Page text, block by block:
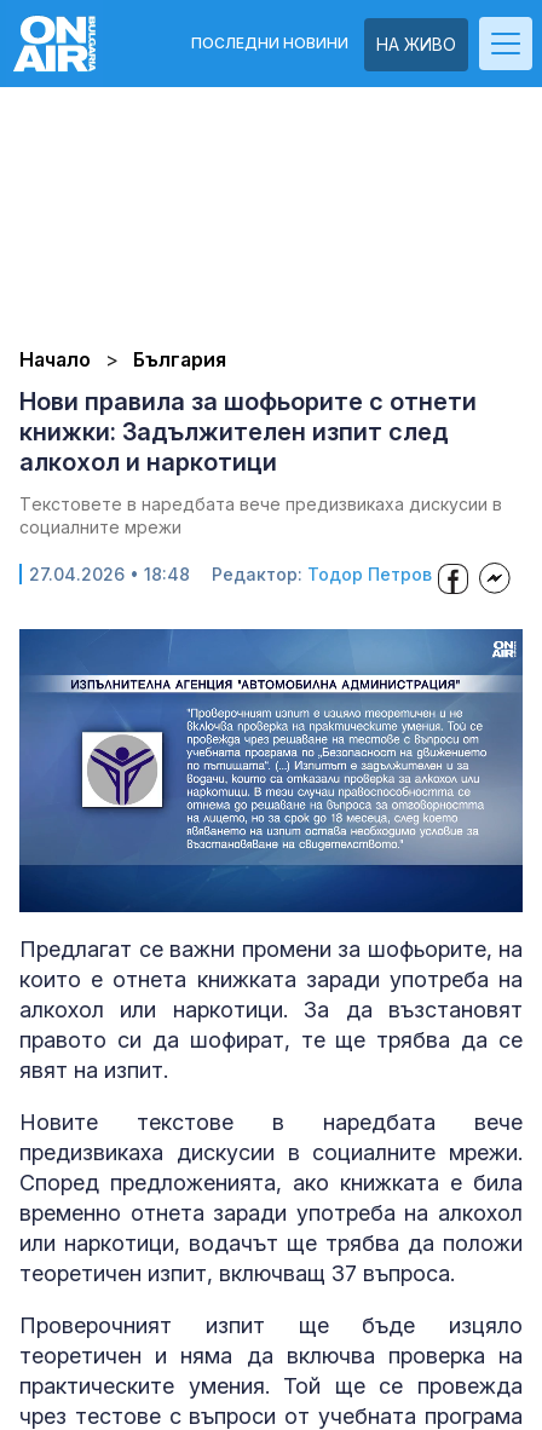
НА ЖИВО
ПОСЛЕДНИ НОВИНИ
Начало България
Нови правила за шофьорите с отнети
книжки: Задължителен изпит след
алкохол и наркотици
Tекстовете в наредбата вече предизвикаха дискусии в
социалните мрежи
27.04.2026 • 18:48 Редактор: Тодор Петров
Предлагат се важни промени за шофьорите, на
които е отнета книжката заради употреба на
алкохол или наркотици. За да възстановят
правото си да шофират, те ще трябва да се
явят на изпит.
Новите текстове в наредбата вече
предизвикаха дискусии в социалните мрежи.
Според предложенията, ако книжката е била
временно отнета заради употреба на алкохол
или наркотици, водачът ще трябва да положи
теоретичен изпит, включващ 37 въпроса.
Проверочният изпит ще бъде изцяло
теоретичен и няма да включва проверка на
практическите умения. Той ще се провежда
чрез тестове с въпроси от учебната програма